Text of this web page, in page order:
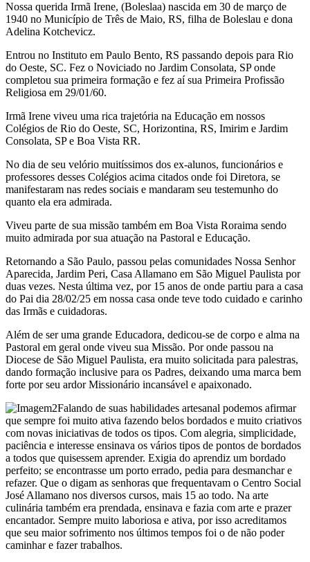
Nossa querida Irmã Irene, (Boleslaa) nascida em 30 de março de
1940 no Município de Três de Maio, RS, filha de Boleslau e dona
Adelina Kotchevicz.
Entrou no Instituto em Paulo Bento, RS passando depois para Rio
do Oeste, SC. Fez o Noviciado no Jardim Consolata, SP onde
completou sua primeira formação e fez aí sua Primeira Profissão
Religiosa em 29/01/60.
Irmã Irene viveu uma rica trajetória na Educação em nossos
Colégios de Rio do Oeste, SC, Horizontina, RS, Imirim e Jardim
Consolata, SP e Boa Vista RR.
No dia de seu velório muitíssimos dos ex-alunos, funcionários e
professores desses Colégios acima citados onde foi Diretora, se
manifestaram nas redes sociais e mandaram seu testemunho do
quanto ela era admirada.
Viveu parte de sua missão também em Boa Vista Roraima sendo
muito admirada por sua atuação na Pastoral e Educação.
Retornando a São Paulo, passou pelas comunidades Nossa Senhor
Aparecida, Jardim Peri, Casa Allamano em São Miguel Paulista por
duas vezes. Nesta última vez, por 15 anos de onde partiu para a casa
do Pai dia 28/02/25 em nossa casa onde teve todo cuidado e carinho
das Irmãs e cuidadoras.
Além de ser uma grande Educadora, dedicou-se de corpo e alma na
Pastoral em geral onde viveu sua Missão. Por onde passou na
Diocese de São Miguel Paulista, era muito solicitada para palestras,
dando formação inclusive para os Padres, deixando uma marca bem
forte por seu ardor Missionário incansável e apaixonado.
Falando de suas habilidades artesanal podemos afirmar
que sempre foi muito ativa fazendo belos bordados e muito criativos
com novas iniciativas de todos os tipos. Com alegria, simplicidade,
paciência e interesse ensinava os vários tipos de pontos de bordados
a todos que quisessem aprender. Exigia do aprendiz um bordado
perfeito; se encontrasse um porto errado, pedia para desmanchar e
refazer. Que o digam as senhoras que frequentavam o Centro Social
José Allamano nos diversos cursos, mais 15 ao todo. Na arte
culinária também era prendada, ensinava e fazia com arte e prazer
encantador. Sempre muito laboriosa e ativa, por isso acreditamos
que seu maior sofrimento nos últimos tempos foi o de não poder
caminhar e fazer trabalhos.